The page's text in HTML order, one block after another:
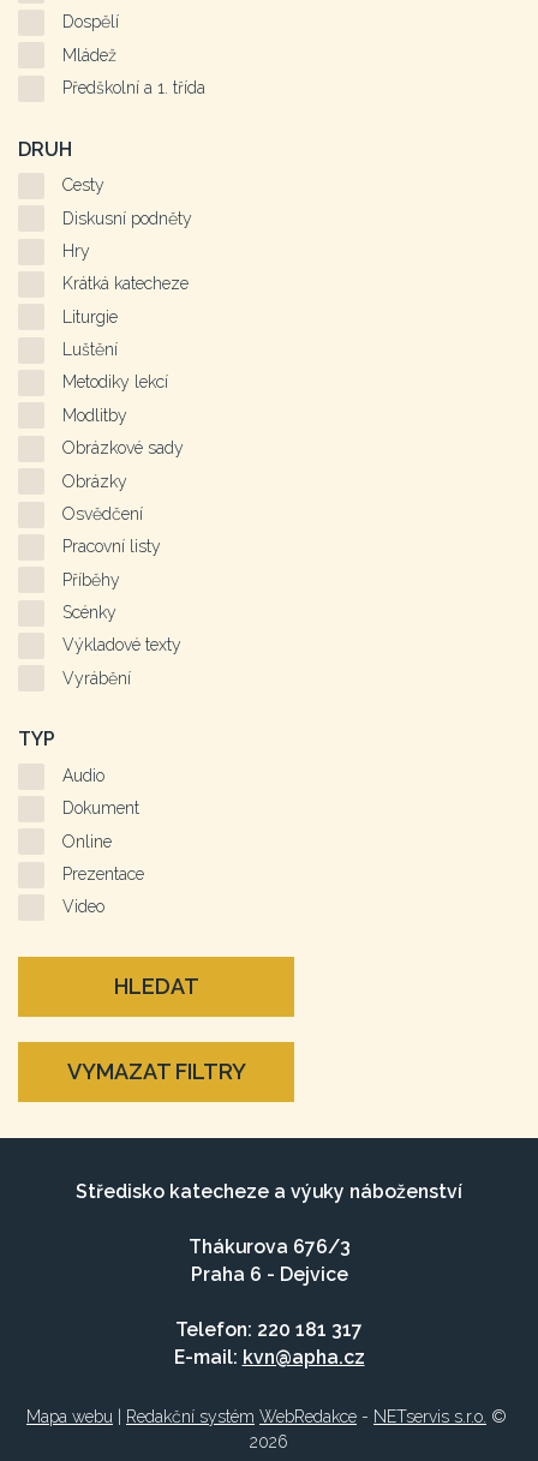
Dospělí
Mládež
Předškolní a 1. třída
DRUH
Cesty
Diskusní podněty
Hry
Krátká katecheze
Liturgie
Luštění
Metodiky lekcí
Modlitby
Obrázkové sady
Obrázky
Osvědčení
Pracovní listy
Příběhy
Scénky
Výkladové texty
Vyrábění
TYP
Audio
Dokument
Online
Prezentace
Video
HLEDAT
VYMAZAT FILTRY
Středisko katecheze a výuky náboženství
Thákurova 676/3
Praha 6 - Dejvice
Telefon: 220 181 317
E-mail: kvn@apha.cz
Mapa webu Redakční systém WebRedakce - NETservis s.r.o. ©
2026